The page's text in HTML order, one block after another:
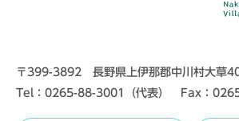
〒399-3892 長野県上伊那郡中川村大草
Tel：0265-88-3001（代表） Fax：